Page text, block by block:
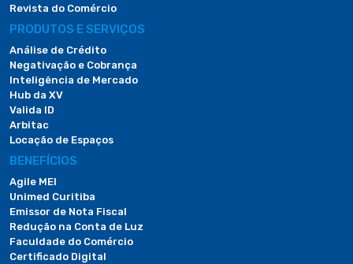
Revista do Comércio
PRODUTOS E SERVIÇOS
Análise de Crédito
Negativação e Cobrança
Inteligência de Mercado
Hub da XV
Valida ID
Arbitac
Locação de Espaços
BENEFÍCIOS
Agile MEI
Unimed Curitiba
Emissor de Nota Fiscal
Redução na Conta de Luz
Faculdade do Comércio
Certificado Digital